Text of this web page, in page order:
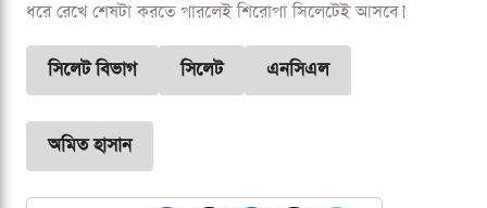
ধরে রেখে শেষটা করতে পারলেই শিরোপা সিলেটেই আসবে।’
সিলেট বিভাগ সিলেট এনসিএল
অমিত হাসান